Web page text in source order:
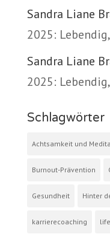
Sandra Liane
2025:
Sandra Liane
2025:
Schlagwörter
Achtsamkeit und
Burnout-Prävention
Gesundheit Hinter
karrierecoaching